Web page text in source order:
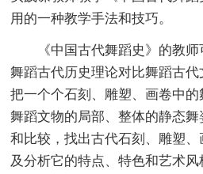
用的一种教学手法和技巧。
《中国古代舞蹈史》的教师
舞蹈古代历史理论对比舞蹈古
把一个个石刻、雕塑、画卷中
舞蹈文物的局部、整体的静态
和比较，找出古代石刻、雕塑
及分析它的特点、特色和艺术